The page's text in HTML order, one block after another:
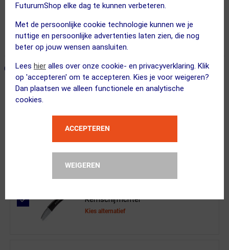
FuturumShop elke dag te kunnen verbeteren.
Met de persoonlijke cookie technologie kunnen we je
nuttige en persoonlijke advertenties laten zien, die nog
beter op jouw wensen aansluiten.
Lees hier alles over onze cookie- en privacyverklaring. Klik
op 'accepteren' om te accepteren. Kies je voor weigeren?
Dan plaatsen we alleen functionele en analytische
cookies.
ACCEPTEREN
WEIGEREN
Gratis verzending vanaf €49
Vandaag besteld = maandag in huis!
365 dagen retourrecht
← Terug naar productnavigatie
ONZE AANBEVOLEN COMBINATIE
Pro Schijfremblokken Magura MT5/MT7
Remschijfrichter
Kies alternatief